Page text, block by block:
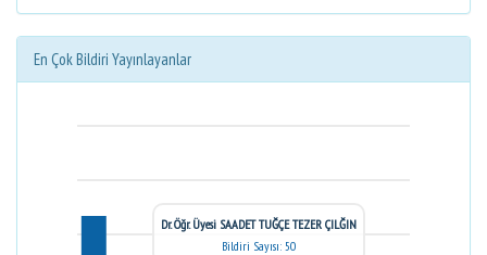
En Çok Bildiri Yayınlayanlar
Dr. Öğr. Üyesi SAADET TUĞÇE TEZER ÇILĞIN
Bildiri Sayısı: 50